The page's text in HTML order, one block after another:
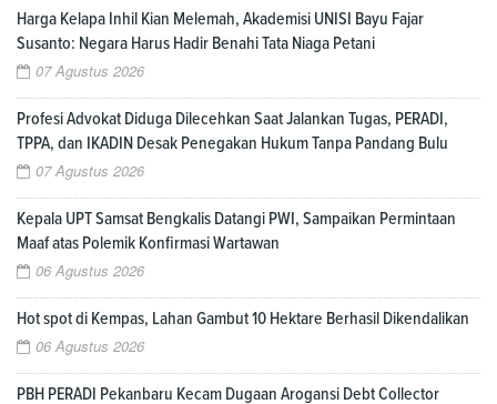
Harga Kelapa Inhil Kian Melemah, Akademisi UNISI Bayu Fajar
Susanto: Negara Harus Hadir Benahi Tata Niaga Petani
07 Agustus 2026
Profesi Advokat Diduga Dilecehkan Saat Jalankan Tugas, PERADI,
TPPA, dan IKADIN Desak Penegakan Hukum Tanpa Pandang Bulu
07 Agustus 2026
Kepala UPT Samsat Bengkalis Datangi PWI, Sampaikan Permintaan
Maaf atas Polemik Konfirmasi Wartawan
06 Agustus 2026
Hot spot di Kempas, Lahan Gambut 10 Hektare Berhasil Dikendalikan
06 Agustus 2026
PBH PERADI Pekanbaru Kecam Dugaan Arogansi Debt Collector